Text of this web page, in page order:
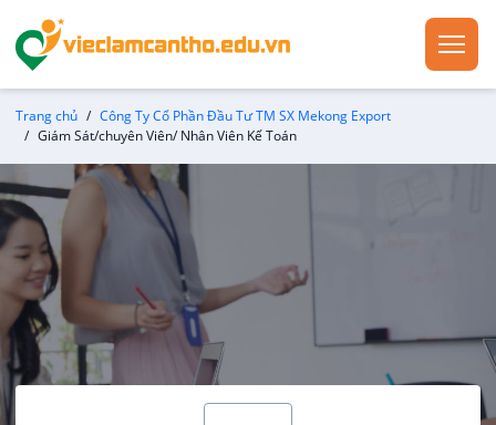
Trang chủ
Công Ty Cổ Phần Đầu Tư TM SX Mekong Export
Giám Sát/chuyên Viên/ Nhân Viên Kế Toán